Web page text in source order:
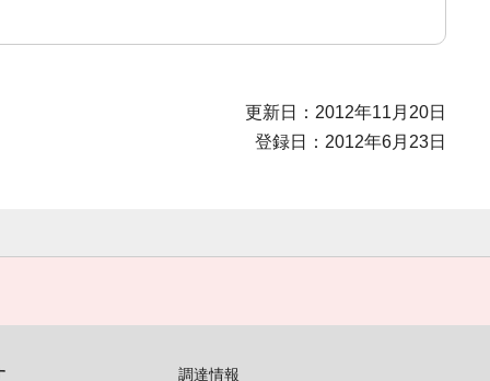
更新日：2012年11月20日
登録日：2012年6月23日
調達情報